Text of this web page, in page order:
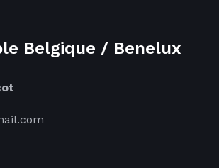
Belgique / Benelux